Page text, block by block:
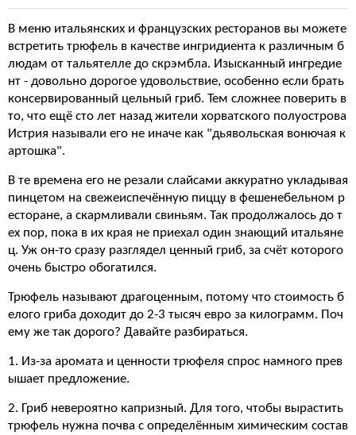
В меню итальянских и французских ресторанов вы можете
встретить трюфель в качестве ингридиента к различным б
людам от тальятелле до скрэмбла. Изысканный ингредие
нт - довольно дорогое удовольствие, особенно если брать
консервированный цельный гриб. Тем сложнее поверить в
то, что ещё сто лет назад жители хорватского полуострова
Истрия называли его не иначе как "дьявольская вонючая к
артошка".
В те времена его не резали слайсами аккуратно укладывая
пинцетом на свежеиспечённую пиццу в фешенебельном р
есторане, а скармливали свиньям. Так продолжалось до т
ех пор, пока в их края не приехал один знающий итальяне
ц. Уж он-то сразу разглядел ценный гриб, за счёт которого
очень быстро обогатился.
Трюфель называют драгоценным, потому что стоимость б
елого гриба доходит до 2-3 тысяч евро за килограмм. Поч
ему же так дорого? Давайте разбираться.
1. Из-за аромата и ценности трюфеля спрос намного прев
ышает предложение.
2. Гриб невероятно капризный. Для того, чтобы вырастить
трюфель нужна почва с определённым химическим состав